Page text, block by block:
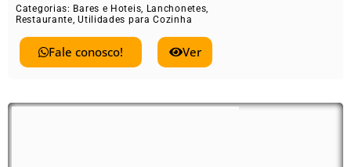
Categorias: Bares e Hoteis, Lanchonetes,
Restaurante,Utilidades para Cozinha
Fale conosco! Ver